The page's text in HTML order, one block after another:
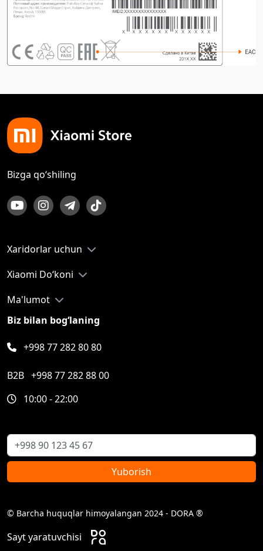
Bizga qo‘shiling
Xaridorlar uchun
Xiaomi Do‘koni
Ma'lumot
Biz bilan bog‘laning
+998 77 282 80 80
B2B +998 77 282 88 00
10:00 - 22:00
Yuborish
© Barcha huquqlar himoyalangan 2024 - DORA ®
Sayt yaratuvchisi